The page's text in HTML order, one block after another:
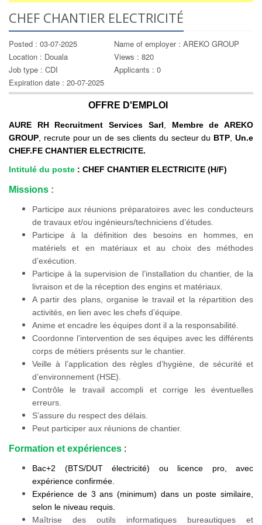
CHEF CHANTIER ELECTRICITÉ
Posted : 03-07-2025
Name of employer : AREKO GROUP
Location : Douala
Views : 820
Job type : CDI
Applicants : 0
Expiration date : 20-07-2025
OFFRE D'EMPLOI
AURE RH Recruitment Services Sarl
Membre de AREKO
GROUP , recrute pour un de ses clients du secteur du BTP ,Un.e
CHEF.FE CHANTIER ELECTRICITE.
Intitulé du poste : CHEF CHANTIER ELECTRICITE (H/F)
Missions :
Participe aux réunions préparatoires avec les conducteurs
de travaux et/ou ingénieurs/techniciens d’études.
Participe à la définition des besoins en hommes, en
matériels et en matériaux et au choix des méthodes
d’exécution.
Participe à la supervision de l’installation du chantier, de la
livraison et de la réception des engins et matériaux.
A partir des plans, organise le travail et la répartition des
activités, en lien avec les chefs d’équipe.
Anime et encadre les équipes dont il a la responsabilité.
Coordonne l’intervention de ses équipes avec les différents
corps de métiers présents sur le chantier.
Veille à l’application des règles d’hygiène, de sécurité et
d’environnement (HSE).
Contrôle le travail accompli et corrige les éventuelles
erreurs.
S’assure du respect des délais.
Peut participer aux réunions de chantier.
Formation et expériences :
Bac+2 (BTS/DUT électricité) ou licence pro, avec
expérience confirmée.
Expérience de 3 ans (minimum) dans un poste similaire,
selon le niveau requis.
Maîtrise des outils informatiques bureautiques et